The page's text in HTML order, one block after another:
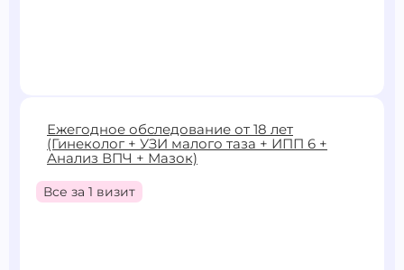
4900 ₽
Записаться
Ежегодное обследование от 18 лет
(Гинеколог + УЗИ малого таза + ИПП 6 +
Анализ ВПЧ + Мазок)
Все за 1 визит